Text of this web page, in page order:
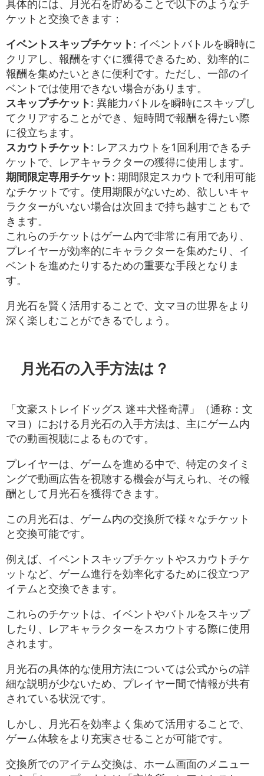
具体的には、月光石を貯めることで以下のようなチ
ケットと交換できます：
イベントスキップチケット: イベントバトルを瞬時に
クリアし、報酬をすぐに獲得できるため、効率的に
報酬を集めたいときに便利です。ただし、一部のイ
ベントでは使用できない場合があります。
スキップチケット: 異能力バトルを瞬時にスキップし
てクリアすることができ、短時間で報酬を得たい際
に役立ちます。
スカウトチケット: レアスカウトを1回利用できるチ
ケットで、レアキャラクターの獲得に使用します。
期間限定専用チケット: 期間限定スカウトで利用可能
なチケットです。使用期限がないため、欲しいキャ
ラクターがいない場合は次回まで持ち越すこともで
きます。
これらのチケットはゲーム内で非常に有用であり、
プレイヤーが効率的にキャラクターを集めたり、イ
ベントを進めたりするための重要な手段となりま
す。
月光石を賢く活用することで、文マヨの世界をより
深く楽しむことができるでしょう。
月光石の入手方法は？
「文豪ストレイドッグス 迷ヰ犬怪奇譚」（通称：文
マヨ）における月光石の入手方法は、主にゲーム内
での動画視聴によるものです。
プレイヤーは、ゲームを進める中で、特定のタイミ
ングで動画広告を視聴する機会が与えられ、その報
酬として月光石を獲得できます。
この月光石は、ゲーム内の交換所で様々なチケット
と交換可能です。
例えば、イベントスキップチケットやスカウトチケ
ットなど、ゲーム進行を効率化するために役立つア
イテムと交換できます。
これらのチケットは、イベントやバトルをスキップ
したり、レアキャラクターをスカウトする際に使用
されます。
月光石の具体的な使用方法については公式からの詳
細な説明が少ないため、プレイヤー間で情報が共有
されている状況です。
しかし、月光石を効率よく集めて活用することで、
ゲーム体験をより充実させることが可能です。
交換所でのアイテム交換は、ホーム画面のメニュー